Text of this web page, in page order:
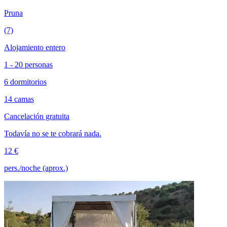
Pruna
(7)
Alojamiento entero
1 - 20 personas
6 dormitorios
14 camas
Cancelación gratuita
Todavía no se te cobrará nada.
12 €
pers./noche (aprox.)